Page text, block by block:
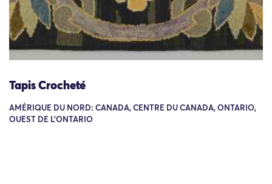
Tapis Crocheté
AMÉRIQUE DU NORD: CANADA, CENTRE DU CANADA, ONTARIO,
OUEST DE L'ONTARIO